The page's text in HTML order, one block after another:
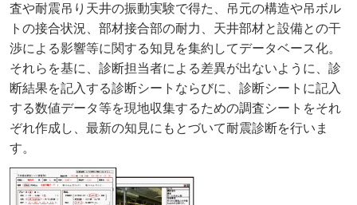
査や耐震吊り天井の振動実験で得た、吊元の構造や吊ボル
トの接合状況、部材接合部の耐力、天井部材と設備との干
渉による影響等に関する知見を集約してデータベース化。
それらを基に、診断担当者による差異が出ないように、診
断結果を記入する診断シートならびに、診断シートに記入
する数値データ等を現地収集するための調査シートをそれ
ぞれ作成し、最新の知見にもとづいて耐震診断を行いま
す。